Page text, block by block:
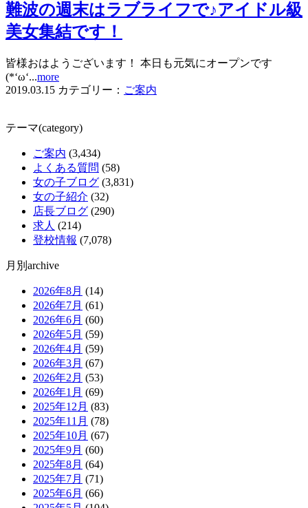
難波の週末はラブライフで♪アイドル級
美女集結です！
皆様おはようございます！ 本日も元気にオープンです
(*‘ω‘...more
2019.03.15 カテゴリー： ご案内
テーマ(category)
ご案内 (3,434)
よくある質問 (58)
女の子ブログ (3,831)
女の子紹介 (32)
店長ブログ (290)
求人 (214)
登校情報 (7,078)
月別archive
2026年8月 (14)
2026年7月 (61)
2026年6月 (60)
2026年5月 (59)
2026年4月 (59)
2026年3月 (67)
2026年2月 (53)
2026年1月 (69)
2025年12月 (83)
2025年11月 (78)
2025年10月 (67)
2025年9月 (60)
2025年8月 (64)
2025年7月 (71)
2025年6月 (66)